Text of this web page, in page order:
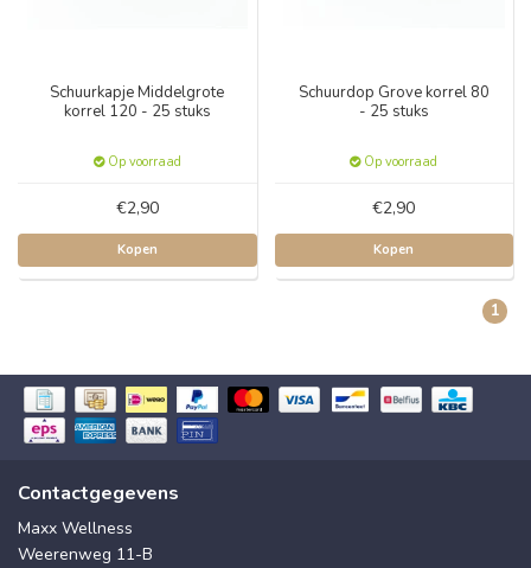
Schuurkapje Middelgrote
korrel 120 - 25 stuks
Op voorraad
€2,90
Kopen
Schuurdop Grove korrel 80
- 25 stuks
Op voorraad
€2,90
Kopen
1
Contactgegevens
Maxx Wellness
Weerenweg 11-B